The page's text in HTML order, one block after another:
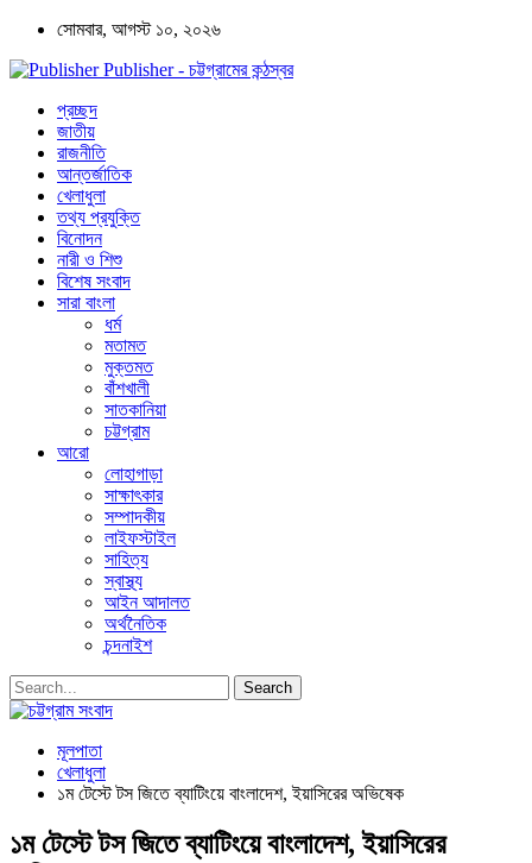
সোমবার, আগস্ট ১০, ২০২৬
Publisher - চট্টগ্রামের কন্ঠস্বর
প্রচ্ছদ
জাতীয়
রাজনীতি
আন্তর্জাতিক
খেলাধুলা
তথ্য প্রযুক্তি
বিনোদন
নারী ও শিশু
বিশেষ সংবাদ
সারা বাংলা
ধর্ম
মতামত
মুক্তমত
বাঁশখালী
সাতকানিয়া
চট্টগ্রাম
আরো
লোহাগাড়া
সাক্ষাৎকার
সম্পাদকীয়
লাইফস্টাইল
সাহিত্য
স্বাস্থ্য
আইন আদালত
অর্থনৈতিক
চন্দনাইশ
মূলপাতা
খেলাধুলা
১ম টেস্টে টস জিতে ব্যাটিংয়ে বাংলাদেশ, ইয়াসিরের অভিষেক
১ম টেস্টে টস জিতে ব্যাটিংয়ে বাংলাদেশ, ইয়াসিরের